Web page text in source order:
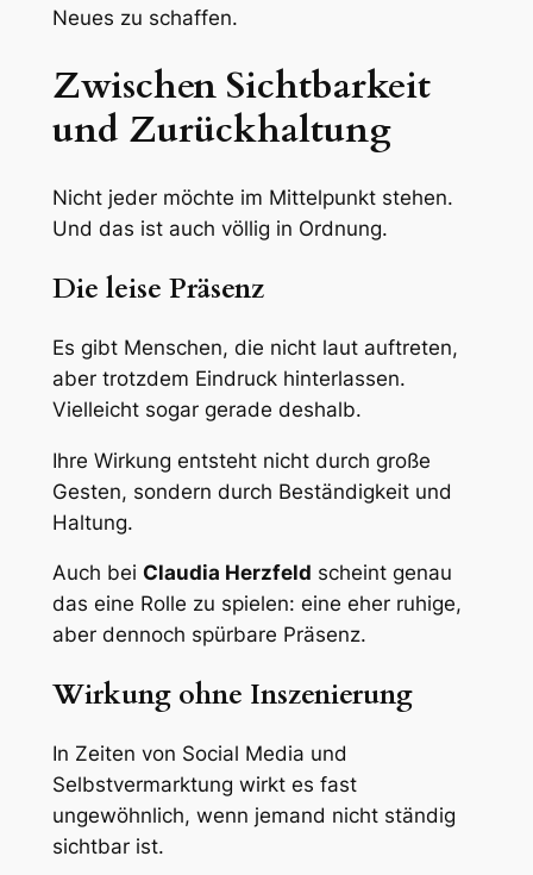
Neues zu schaffen.
Zwischen Sichtbarkeit
und Zurückhaltung
Nicht jeder möchte im Mittelpunkt stehen.
Und das ist auch völlig in Ordnung.
Die leise Präsenz
Es gibt Menschen, die nicht laut auftreten,
aber trotzdem Eindruck hinterlassen.
Vielleicht sogar gerade deshalb.
Ihre Wirkung entsteht nicht durch große
Gesten, sondern durch Beständigkeit und
Haltung.
Auch bei Claudia Herzfeld scheint genau
das eine Rolle zu spielen: eine eher ruhige,
aber dennoch spürbare Präsenz.
Wirkung ohne Inszenierung
In Zeiten von Social Media und
Selbstvermarktung wirkt es fast
ungewöhnlich, wenn jemand nicht ständig
sichtbar ist.